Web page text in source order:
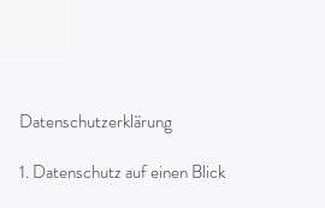
Datenschutzerklärung
1. Datenschutz auf einen Blick